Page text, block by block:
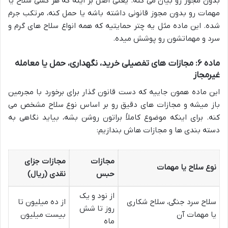
مهمات رو بدون مجوز قانونی داشته باشه یا حمل کنه، مرتکب جرم
شده. این ماده مثل یه چتر حمایتیه که همه انواع سلاح های گرم و
سرد و مهماتشون رو پوشش میده.
ماده ۶: مجازات های تفصیلی خرید، نگهداری، حمل یا معامله
غیرمجاز
این ماده همون جاییه که دست قانون گذار برای برخورد با مجرمین
باز میشه و مجازات های دقیق رو بر اساس نوع سلاح مشخص می
کنه. برای اینکه موضوع کاملاً براتون روشن بشه، بیاید نگاهی به
دسته بندی ها و مجازات هاش بندازیم:
نوع سلاح یا مهمات
مجازات
حبس
مجازات جزای
نقدی (ریال)
سلاح سرد جنگی، سلاح شکاری
یا مهمات آن
از نود و یک
روز تا شش
ماه
از ده میلیون تا
بیست میلیون